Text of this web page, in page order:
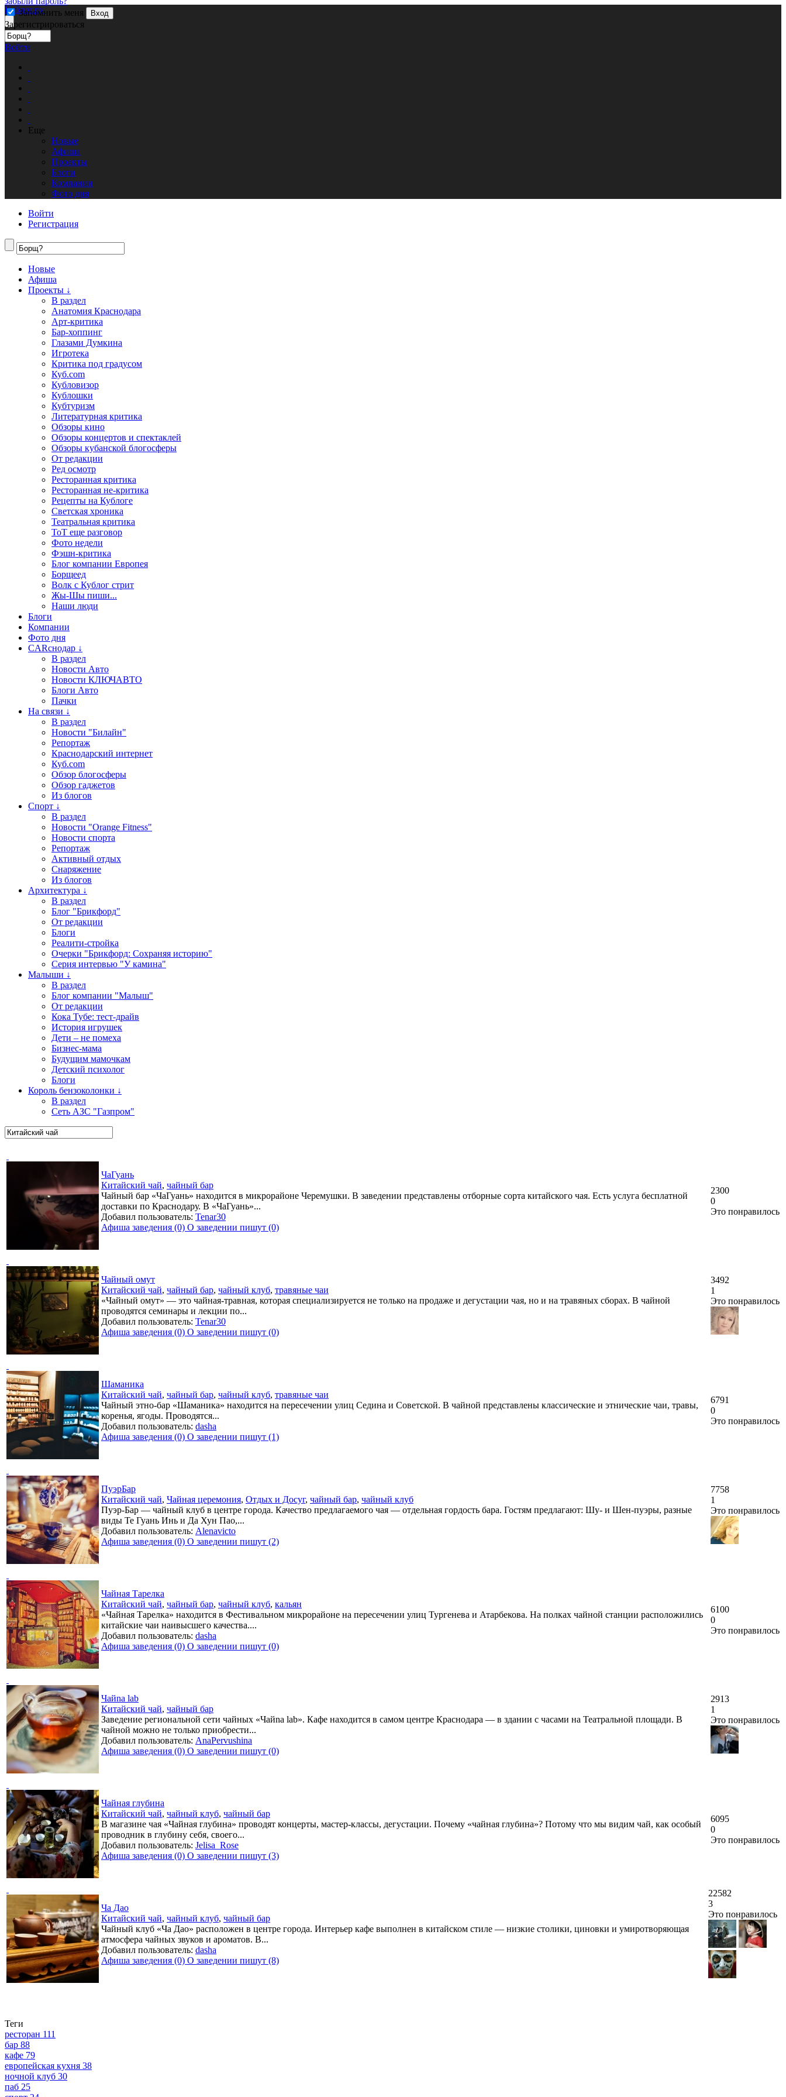
Запомнить меня
Вход
Зарегистрироваться
Кублог.ру
Войти
Еще
Новые
Афиша
Проекты
Блоги
Компании
Фото дня
Войти
Регистрация
Новые
Афиша
Проекты ↓
В раздел
Анатомия Краснодара
Арт-критика
Бар-хоппинг
Глазами Думкина
Игротека
Критика под градусом
Куб.com
Кубловизор
Кублошки
Кубтуризм
Литературная критика
Обзоры кино
Обзоры концертов и спектаклей
Обзоры кубанской блогосферы
От редакции
Ред осмотр
Ресторанная критика
Ресторанная не-критика
Рецепты на Кублоге
Светская хроника
Театральная критика
ТоТ еще разговор
Фото недели
Фэшн-критика
Блог компании Европея
Борщеед
Волк с Кублог стрит
Жы-Шы пиши...
Наши люди
Блоги
Компании
Фото дня
CARснодар ↓
В раздел
Новости Авто
Новости КЛЮЧАВТО
Блоги Авто
Пачки
На связи ↓
В раздел
Новости "Билайн"
Репортаж
Краснодарский интернет
Куб.com
Обзор блогосферы
Обзор гаджетов
Из блогов
Спорт ↓
В раздел
Новости "Orange Fitness"
Новости спорта
Репортаж
Активный отдых
Снаряжение
Из блогов
Архитектура ↓
В раздел
Блог "Брикфорд"
От редакции
Блоги
Реалити-стройка
Очерки "Брикфорд: Сохраняя историю"
Серия интервью "У камина"
Малыши ↓
В раздел
Блог компании "Малыш"
От редакции
Кока Тубе: тест-драйв
История игрушек
Дети – не помеха
Бизнес-мама
Будущим мамочкам
Детский психолог
Блоги
Король бензоколонки ↓
В раздел
Сеть АЗС "Газпром"
ЧаГуань
Китайский чай, чайный бар
Чайный бар «ЧаГуань» находится в микрорайоне Черемушки. В заведении представлены отборные сорта китайского чая. Есть услуга бесплатной
доставки по Краснодару. В «ЧаГуань»...
Добавил пользователь: Tenar30
Афиша заведения (0) О заведении пишут (0)
2300
0
Это понравилось
Чайный омут
Китайский чай, чайный бар, чайный клуб, травяные чаи
«Чайный омут» — это чайная-травная, которая специализируется не только на продаже и дегустации чая, но и на травяных сборах. В чайной
проводятся семинары и лекции по...
Добавил пользователь: Tenar30
Афиша заведения (0) О заведении пишут (0)
3492
1
Это понравилось
Шаманика
Китайский чай, чайный бар, чайный клуб, травяные чаи
Чайный этно-бар «Шаманика» находится на пересечении улиц Седина и Советской. В чайной представлены классические и этнические чаи, травы,
коренья, ягоды. Проводятся...
Добавил пользователь: dasha
Афиша заведения (0) О заведении пишут (1)
6791
0
Это понравилось
ПуэрБар
Китайский чай, Чайная церемония, Отдых и Досуг, чайный бар, чайный клуб
Пуэр-Бар — чайный клуб в центре города. Качество предлагаемого чая — отдельная гордость бара. Гостям предлагают: Шу- и Шен-пуэры, разные
виды Те Гуань Инь и Да Хун Пао,...
Добавил пользователь: Alenavicto
Афиша заведения (0) О заведении пишут (2)
7758
1
Это понравилось
Чайная Тарелка
Китайский чай, чайный бар, чайный клуб, кальян
«Чайная Тарелка» находится в Фестивальном микрорайоне на пересечении улиц Тургенева и Атарбекова. На полках чайной станции расположились
китайские чаи наивысшего качества....
Добавил пользователь: dasha
Афиша заведения (0) О заведении пишут (0)
6100
0
Это понравилось
Чайnа lаb
Китайский чай, чайный бар
Заведение региональной сети чайных «Чайnа lаb». Кафе находится в самом центре Краснодара — в здании с часами на Театральной площади. В
чайной можно не только приобрести...
Добавил пользователь: AnaPervushina
Афиша заведения (0) О заведении пишут (0)
2913
1
Это понравилось
Чайная глубина
Китайский чай, чайный клуб, чайный бар
В магазине чая «Чайная глубина» проводят концерты, мастер-классы, дегустации. Почему «чайная глубина»? Потому что мы видим чай, как особый
проводник в глубину себя, своего...
Добавил пользователь: Jelisa_Rose
Афиша заведения (0) О заведении пишут (3)
6095
0
Это понравилось
Ча Дао
Китайский чай, чайный клуб, чайный бар
Чайный клуб «Ча Дао» расположен в центре города. Интерьер кафе выполнен в китайском стиле — низкие столики, циновки и умиротворяющая
атмосфера чайных звуков и ароматов. В...
Добавил пользователь: dasha
Афиша заведения (0) О заведении пишут (8)
22582
3
Это понравилось
Теги
ресторан 111
бар 88
кафе 79
европейская кухня 38
ночной клуб 30
паб 25